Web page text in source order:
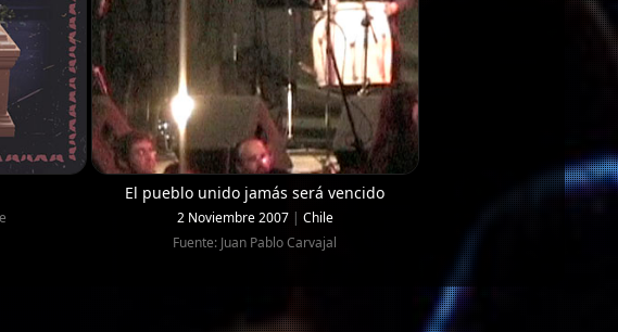
El pueblo unido jamás será vencido
2 Noviembre 2007 | Chile
Fuente: Juan Pablo Carvajal